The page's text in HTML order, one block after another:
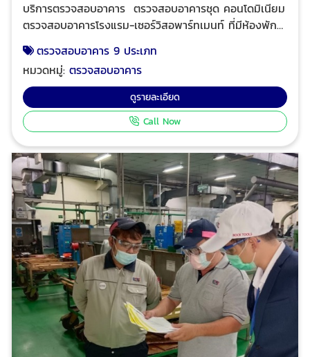
บริการตรวจสอบอาคาร ตรวจสอบอาคารชุด คอนโดมิเนียม
ตรวจสอบอาคารโรงแรม-เซอร์วิสอพาร์ทเมนท์ ที่มีห้องพัก
เช่าสำนักงาน ตรวจสอบอาคารโรงพยาบาลขนาดใหญ่ ตรวจ
สอบอาคารสูง อาคารเรียนมหาวิทยาลัย ตรวจสอบสถาน
บริการ อาคารศูนย์การค้าขนาดใหญ่ บริการตรวจสอบ
อาคารตามที่กฎหมายกำหนดโดยวิศวกรผู้ชำนาญการพร้อม
ออกรายงานรับรองการใช้งานอาคารข้อเสนอแนะในการ
อินสเปคเตอร์ ทีมงานวิศวกรมืออาชีพ ผู้เชี่ยวชาญด้านการ
ให้บริการตรวจสอบอาคาร ตรวจสอบและรับรองการจัดการ
พลังงาน ตรวจสอบและรับรองระบบไฟฟ้าประจำปี ตรวจ
สอบระบบแจ้งเหตุเพลิงไหม้อาคารและโรงงาน เพื่อทำ
รายงานและ ออกหนังสือรับรองความปลอดภัยประเภทต่างๆ
ตามกฎหมาย ได้รับความไว้วางใจจากบริษัทชั้นนำระดับแนว
หน้าของไทย และโรงงานชั้นนำของไทย
ตรวจสอบอาคาร 9 ประเภท
หมวดหมู่:ตรวจสอบอาคาร
ดูรายละเอียด
Call Now